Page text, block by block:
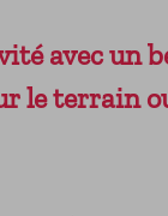
avec un
le terrain